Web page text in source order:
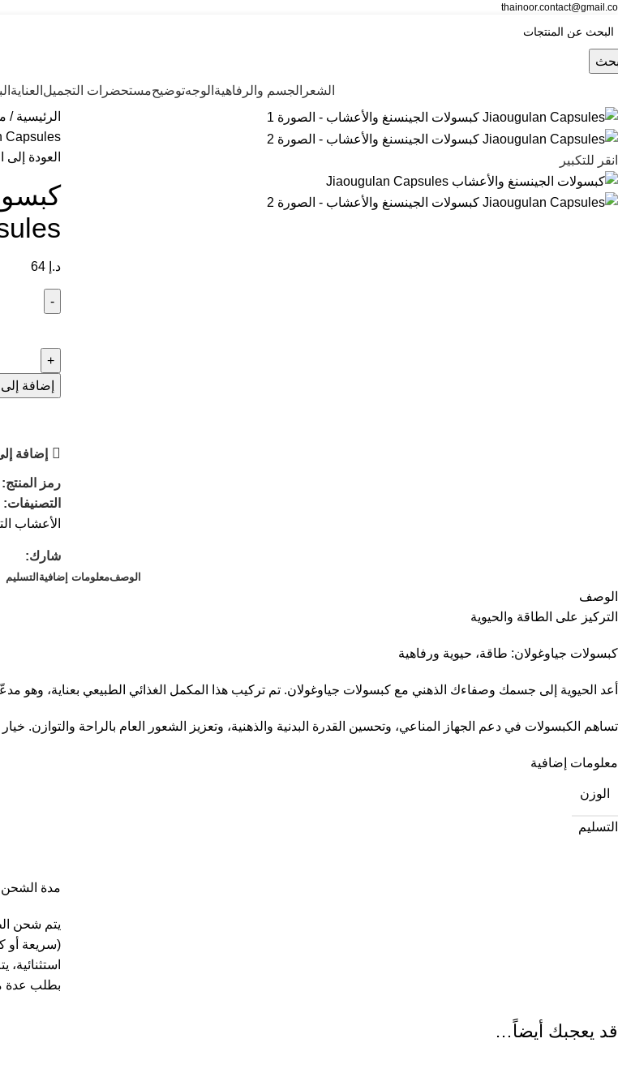
الشعر الجسم والرفاهية الوجهتوضيحمستحضرات التجميل العناية
انقر للتكبير
الرئيسية
Capsules
العودة إلى
د.إ
إضافة
إضافة
رمز المنتج:
التصنيفات:
الأعشاب
شارك:
الوصفمعلومات إضافية التسليم
الوصف
التركيز على الطاقة والحيوية
كبسولات جياوغولان: طاقة، حيوية ورفاهية
أعد الحيوية إلى جسمك وصفاءك الذهني مع كبسولات جياوغولان. تم تركيب هذا المكمل الغذائي الطبيعي بعناية، وهو
تساهم الكبسولات في دعم الجهاز المناعي، وتحسين القدرة البدنية والذهنية، وتعزيز الشعور العام بالراحة
معلومات إضافية
الوزن
التسليم
مدة الشحن
يتم شحن
(سريعة أو
بطلب عدة
قد يعجبك أيضاً…